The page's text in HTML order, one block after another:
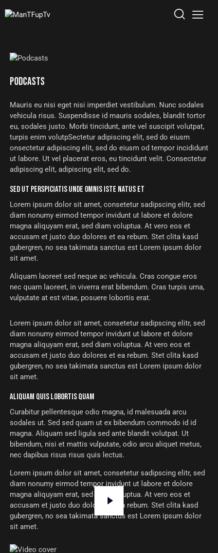
PODCASTS
Mauris eu nisi eget nisi imperdiet vestibulum. Nunc sodales
vehicula risus. Suspendisse id mauris sodales, blandit tortor
eu, sodales justo. Morbi tincidunt, ante vel suscipit volutpat,
turpis enim volutpSectetur adipiscing elit, sed do eiusm
onsectetur adipiscing elit, sed do eiusm od tempor incididunt
ut labore. Ut vel placerat eros, eu tincidunt velit. Consectetur
adipiscing elit, adipiscing elit, sed do.
SED UT PERSPICIATIS UNDE OMNIS ISTE NATUS ET
Lorem ipsum dolor sit amet, consetetur sadipscing elitr, sed
diam nonumy eirmod tempor invidunt ut labore et dolore
magna aliquyam erat, sed diam voluptua. At vero eos et
accusam et justo duo dolores et ea rebum. Stet clita kasd
gubergren, no sea takimata sanctus est Lorem ipsum dolor
sit amet.
Aliquam laoreet sed neque ac vehicula. Cras congue eros
nec quam laoreet, in viverra erat bibendum. Cras turpis urna,
vulputate at est vitae, posuere lobortis erat.
Lorem ipsum dolor sit amet, consetetur sadipscing elitr, sed
diam nonumy eirmod tempor invidunt ut labore et dolore
magna aliquyam erat, sed diam voluptua. At vero eos et
accusam et justo duo dolores et ea rebum. Stet clita kasd
gubergren, no sea takimata sanctus est Lorem ipsum dolor
sit amet.
ALIQUAM QUIS LOBORTIS QUAM
Curabitur pellentesque odio magna, id malesuada arcu
sodales ut. Sed sed quam ut ex bibendum commodo id id
magna. Aliquam sed ligula sed ante blandit volutpat. Ut
bibendum, nisi et mattis vulputate, odio arcu aliquet metus,
nec dapibus risus risus quis lectus.
Lorem ipsum dolor sit amet, consetetur sadipscing elitr, sed
diam nonumy eirmod tempor invidunt ut labore et dolore
magna aliquyam erat, sed diam voluptua. At vero eos et
accusam et justo duo dolores et ea rebum. Stet clita kasd
gubergren, no sea takimata sanctus est Lorem ipsum dolor
sit amet.